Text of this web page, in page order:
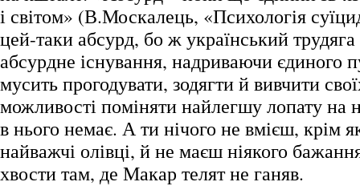
і світом» (В.Москалець, «Психологія
цей-таки абсурд, бо ж український
абсурдне існування, надриваючи єдиного
мусить прогодувати, зодягти й вивчити
можливості поміняти найлегшу лопату на
в нього немає. А ти нічого не вмієш, крім
найважчі олівці, й не маєш ніякого
хвости там, де Макар телят не ганяв.